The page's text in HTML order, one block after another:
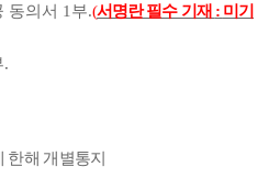
동의서 1 부.(서명란 필수 기재 : 미기
.
한해 개별통지